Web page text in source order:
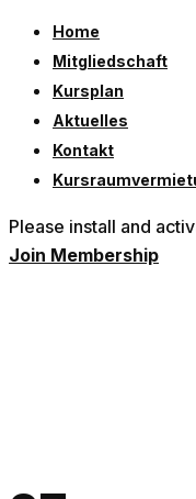
Home
Mitgliedschaft
Kursplan
Aktuelles
Kontakt
Please install and
Join Membership